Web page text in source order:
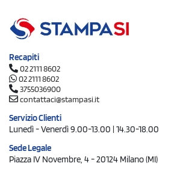
Recapiti
02 2111 8602
02 2111 8602
3755036900
contattaci@stampasi.it
Servizio Clienti
Lunedì - Venerdì 9.00-13.00 | 14.30-18.00
Sede Legale
Piazza IV Novembre, 4 - 20124 Milano (MI)